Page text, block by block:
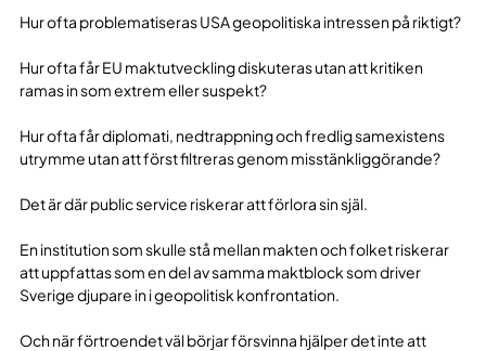
Hur ofta problematiseras USA geopolitiska intressen på riktigt?
Hur ofta får EU maktutveckling diskuteras utan att kritiken
ramas in som extrem eller suspekt?
Hur ofta får diplomati, nedtrappning och fredlig samexistens
utrymme utan att först filtreras genom misstänkliggörande?
Det är där public service riskerar att förlora sin själ.
En institution som skulle stå mellan makten och folket riskerar
att uppfattas som en del av samma maktblock som driver
Sverige djupare in i geopolitisk konfrontation.
Och när förtroendet väl börjar försvinna hjälper det inte att